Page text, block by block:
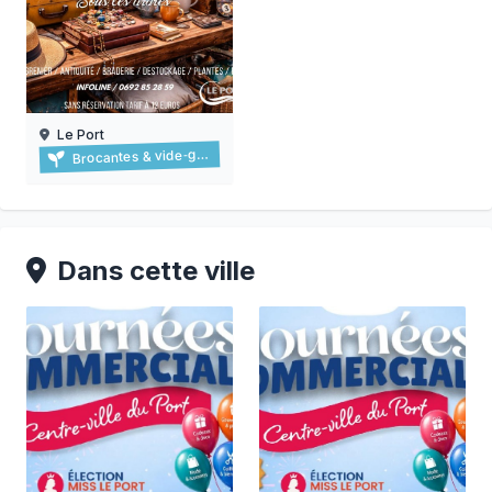
Brocante du port
06/09/2026
Le Port
Brocantes & vide‑greniers
Dans cette ville